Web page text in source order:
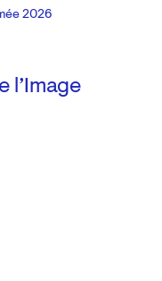
l’Image
2026